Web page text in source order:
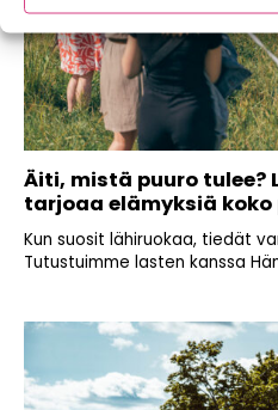
Äiti, mistä puuro tulee?
tarjoaa elämyksiä koko
Kun suosit lähiruokaa, tiedät
Tutustuimme lasten kanssa